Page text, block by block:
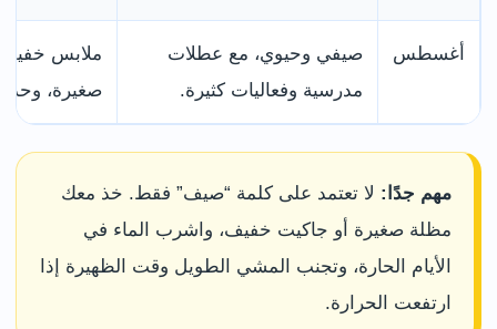
أغسطس
صيفي وحيوي، مع عطلات
مدرسية وفعاليات كثيرة.
ملابس
صغيرة،
مهم جدًا: لا تعتمد على كلمة “صيف” فقط. خذ معك
مظلة صغيرة أو جاكيت خفيف، واشرب الماء في
الأيام الحارة، وتجنب المشي الطويل وقت الظهيرة إذا
ارتفعت الحرارة.